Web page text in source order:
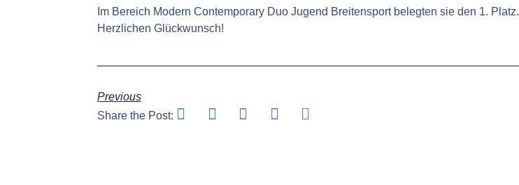
Im Bereich Modern Contemporary Duo Jugend Breitensport belegten sie den 1. Platz.
Herzlichen Glückwunsch!
Previous
Share the Post: